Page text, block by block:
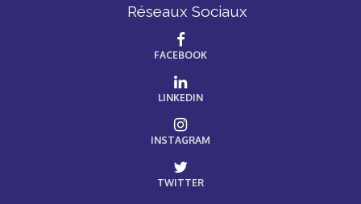
Réseaux Sociaux
FACEBOOK
LINKEDIN
INSTAGRAM
TWITTER